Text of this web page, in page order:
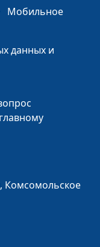
магистр
Мобильное
данных и
Комсомольское